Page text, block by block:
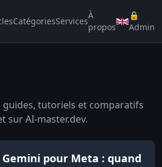
CatégoriesServices
À
propos
🔒
Admin
tutoriels et comparatifs
sur AI-master.dev.
pour Meta : quand